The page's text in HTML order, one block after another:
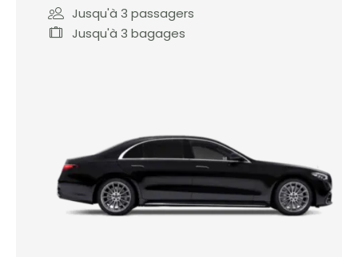
Jusqu'à 3 passagers
Jusqu'à 3 bagages